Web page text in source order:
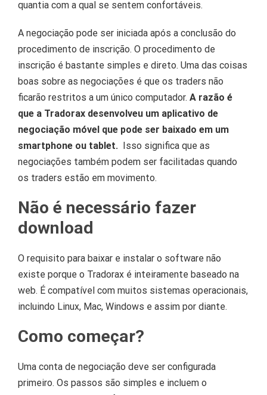
quantia com a qual se sentem confortáveis.
A negociação pode ser iniciada após a conclusão do
procedimento de inscrição. O procedimento de
inscrição é bastante simples e direto. Uma das coisas
boas sobre as negociações é que os traders não
ficarão restritos a um único computador. A razão é
que a Tradorax desenvolveu um aplicativo de
negociação móvel que pode ser baixado em um
smartphone ou tablet. Isso significa que as
negociações também podem ser facilitadas quando
os traders estão em movimento.
Não é necessário fazer
download
O requisito para baixar e instalar o software não
existe porque o Tradorax é inteiramente baseado na
web. É compatível com muitos sistemas operacionais,
incluindo Linux, Mac, Windows e assim por diante.
Como começar?
Uma conta de negociação deve ser configurada
primeiro. Os passos são simples e incluem o